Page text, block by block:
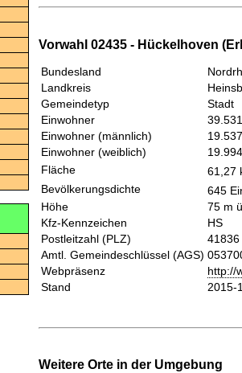
Vorwahl 02435 - Hückelhoven
Bundesland
Landkreis
Gemeindetyp
Stadt
Einwohner
39.531
Einwohner (männlich)
19.537
Einwohner (weiblich)
19.994
Fläche
61,27
Bevölkerungsdichte
645
Höhe
75 m
Kfz-Kennzeichen
HS
Postleitzahl (PLZ)
41836
Amtl. Gemeindeschlüssel (AGS)
Webpräsenz
http://
Stand
2015-
Weitere Orte in der Umgebung